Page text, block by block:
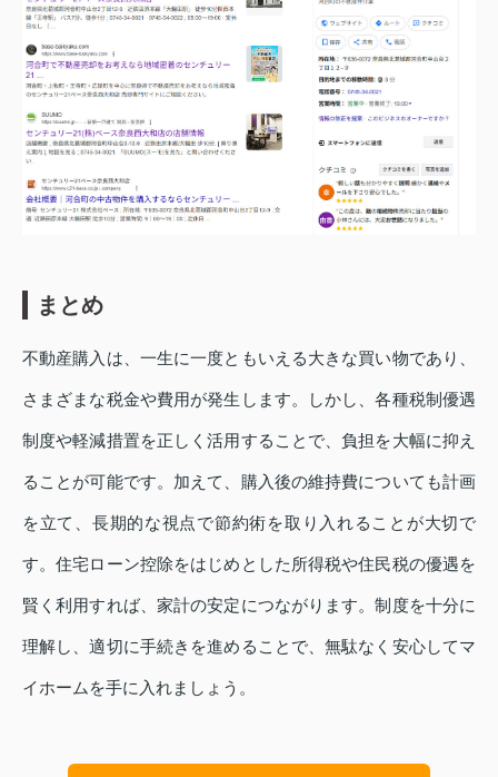
まとめ
不動産購入は、一生に一度ともいえる大きな買い物であり、
さまざまな税金や費用が発生します。しかし、各種税制優遇
制度や軽減措置を正しく活用することで、負担を大幅に抑え
ることが可能です。加えて、購入後の維持費についても計画
を立て、長期的な視点で節約術を取り入れることが大切で
す。住宅ローン控除をはじめとした所得税や住民税の優遇を
賢く利用すれば、家計の安定につながります。制度を十分に
理解し、適切に手続きを進めることで、無駄なく安心してマ
イホームを手に入れましょう。